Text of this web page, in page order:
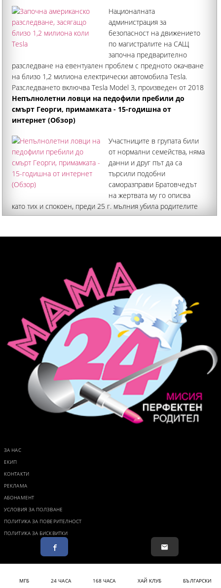
Националната
администрация за
безопасност на движението
по магистралите на САЩ
започна предварително
разследване на евентуален проблем с предното окачване
на близо 1,2 милиона електрически автомобила Tesla.
Разследването включва Tesla Model 3, произведен от 2018
до 2020 г., и Model Y от 2021 до 2023 г
Непълнолетни ловци на педофили пребили до
смърт Георги, примамката - 15-годишна от
интернет (Обзор)
Участниците в групата били
от нормални семейства, няма
данни и друг път да са
търсили подобни
саморазправи Братовчедът
на жертвата му го описва
като тих и спокоен, преди 25 г. мълния убила родителите
му - отгледали го баба и дядо Група непълнолетни, влезли
жестокото убийство на 37-годишния
ЗА НАС
ЕКИП
КОНТАКТИ
РЕКЛАМА
АБОНАМЕНТ
УСЛОВИЯ ЗА ПОЛЗВАНЕ
ПОЛИТИКА ЗА ПОВЕРИТЕЛНОСТ
ПОЛИТИКА ЗА БИСКВИТКИ
МГБ 24 ЧАСА 168 ЧАСА ХАЙ КЛУБ БЪЛГАРСКИ